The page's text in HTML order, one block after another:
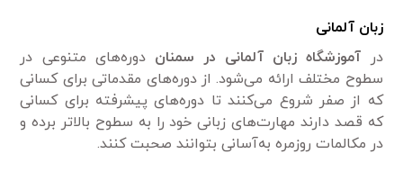
زبان آلمانی
در آموزشگاه زبان آلمانی در سمنان دوره‌های متنوعی در
سطوح مختلف ارائه می‌شود. از دوره‌های مقدماتی برای کسانی
که از صفر شروع می‌کنند تا دوره‌های پیشرفته برای کسانی
که قصد دارند مهارت‌های زبانی خود را به سطوح بالاتر برده و
در مکالمات روزمره به‌آسانی بتوانند صحبت کنند.